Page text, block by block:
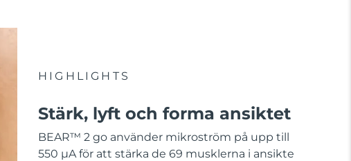
HIGHLIGHTS
Stärk, lyft och forma ansiktet
BEAR™ 2 go använder mikroström på upp till
550 µA för att stärka de 69 musklerna i ansikte